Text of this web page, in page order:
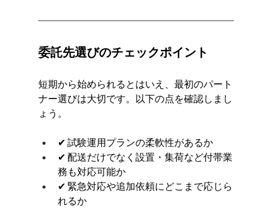
委託先選びのチェックポイント
短期から始められるとはいえ、最初のパート
ナー選びは大切です。以下の点を確認しまし
ょう。
✔ 試験運用プランの柔軟性があるか
✔ 配送だけでなく設置・集荷など付帯業
務も対応可能か
✔ 緊急対応や追加依頼にどこまで応じら
れるか